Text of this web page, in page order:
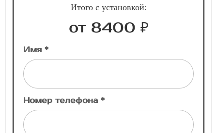
Итого с установкой:
от 8400 ₽
Имя *
Номер телефона *